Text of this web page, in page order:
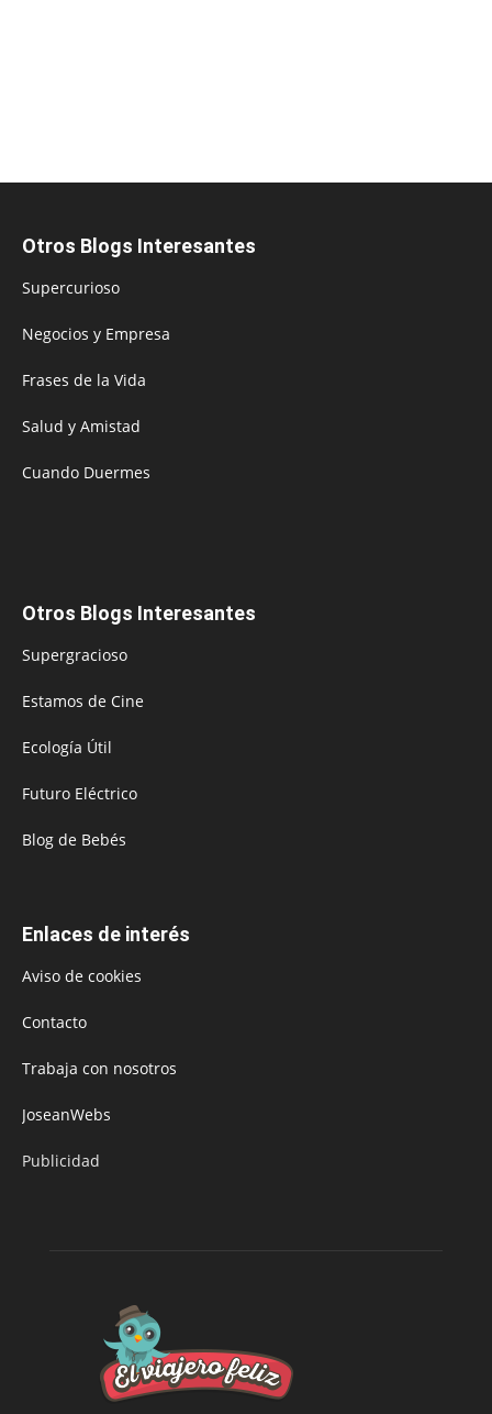
Otros Blogs Interesantes
Supercurioso
Negocios y Empresa
Frases de la Vida
Salud y Amistad
Cuando Duermes
Otros Blogs Interesantes
Supergracioso
Estamos de Cine
Ecología Útil
Futuro Eléctrico
Blog de Bebés
Enlaces de interés
Aviso de cookies
Contacto
Trabaja con nosotros
JoseanWebs
Publicidad